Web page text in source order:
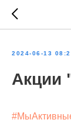
2024-06-13
Акции